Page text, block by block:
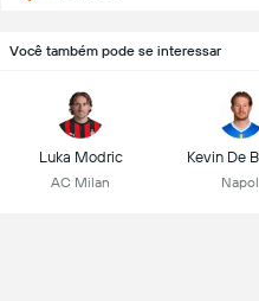
Você também pode se interessar
Luka Modric
AC Milan
Kevin De